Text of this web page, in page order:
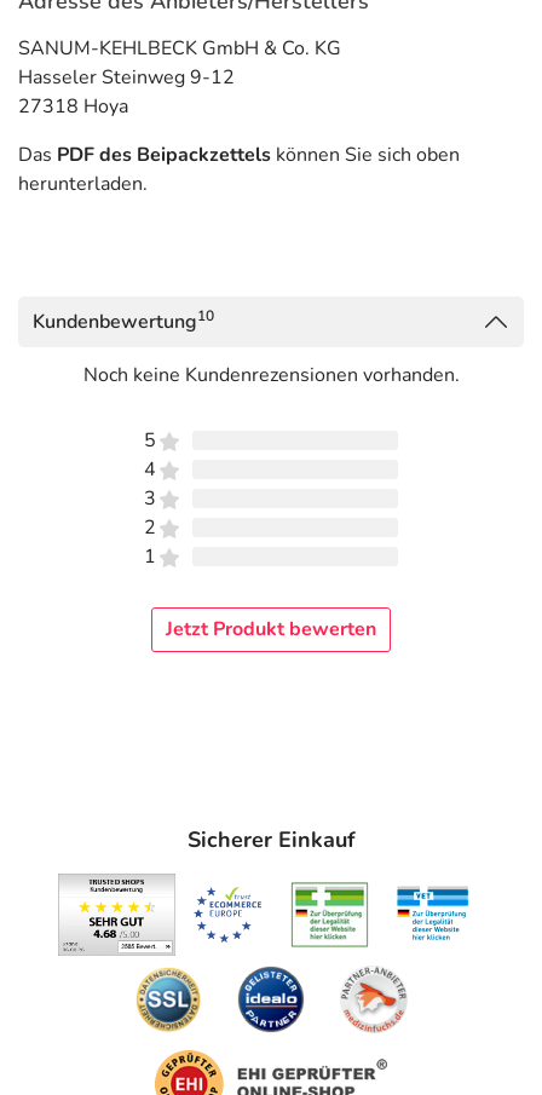
SANUM-KEHLBECK GmbH & Co. KG
Hasseler Steinweg 9-12
27318 Hoya
Das PDF des Beipackzettels können Sie sich oben
herunterladen.
Kundenbewertung10
Noch keine Kundenrezensionen vorhanden.
5
4
3
2
1
Jetzt Produkt bewerten
Sicherer Einkauf